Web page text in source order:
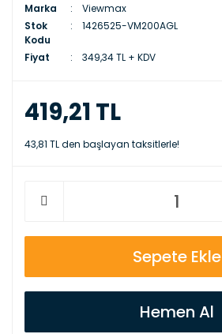
Marka
Viewmax
Stok
Kodu
1426525-VM200AGL
Fiyat 349,34 TL + KDV
419,21 TL
43,81 TL den başlayan taksitlerle!
Sepete Ekle
Hemen Al